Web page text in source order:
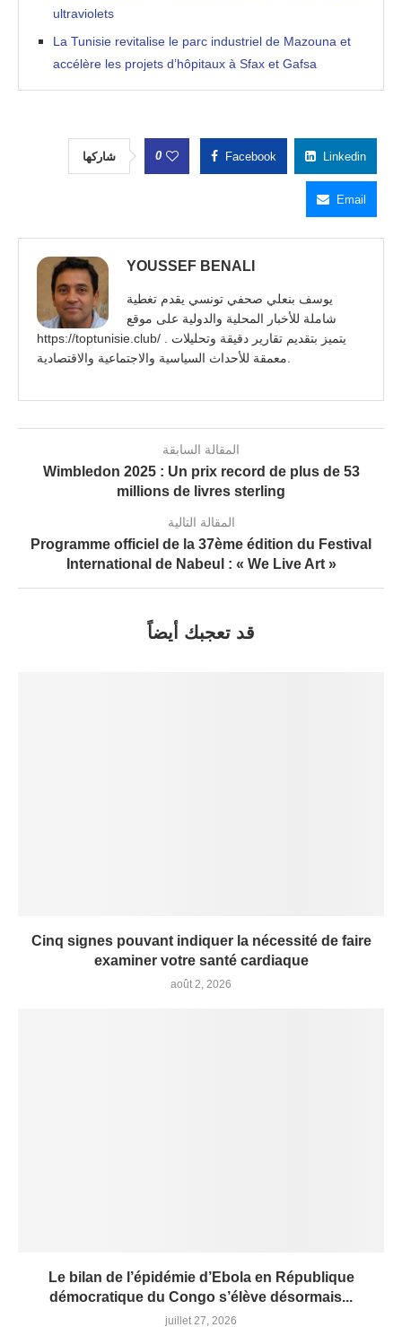
ultraviolets
La Tunisie revitalise le parc industriel de Mazouna et
accélère les projets d’hôpitaux à Sfax et Gafsa
شاركها 0 Facebook Linkedin
Email
YOUSSEF BENALI
يوسف بنعلي صحفي تونسي يقدم تغطية
شاملة للأخبار المحلية والدولية على موقع
https://toptunisie.club/ . يتميز بتقديم تقارير دقيقة وتحليلات
المقالة السابقة
Wimbledon 2025 : Un prix record de plus de 53
millions de livres sterling
المقالة التالية
Programme officiel de la 37ème édition du Festival
International de Nabeul : « We Live Art »
قد تعجبك أيضاً
Cinq signes pouvant indiquer la nécessité de faire
examiner votre santé cardiaque
août 2, 2026
Le bilan de l’épidémie d’Ebola en République
démocratique du Congo s’élève désormais...
juillet 27, 2026